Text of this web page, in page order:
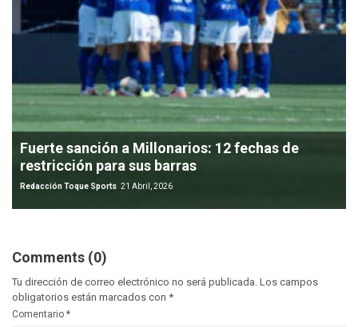
Fuerte sanción a Millonarios: 12 fechas de
restricción para sus barras
Redacción Toque Sports 21 Abril, 2026
Comments (0)
Tu dirección de correo electrónico no será publicada. Los campos
obligatorios están marcados con *
Comentario *